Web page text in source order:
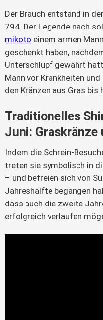
Der Brauch entstand in
794. Der Legende nach
mikoto einem armen
geschenkt haben,
Unterschlupf gewährt
Mann vor Krankheiten
den Kränzen aus Gras
Traditionelles
Juni: Graskränze
Indem die Schrein-
treten sie symbolisch in
– und befreien sich von
Jahreshälfte begangen
dass auch die zweite
erfolgreich verlaufen